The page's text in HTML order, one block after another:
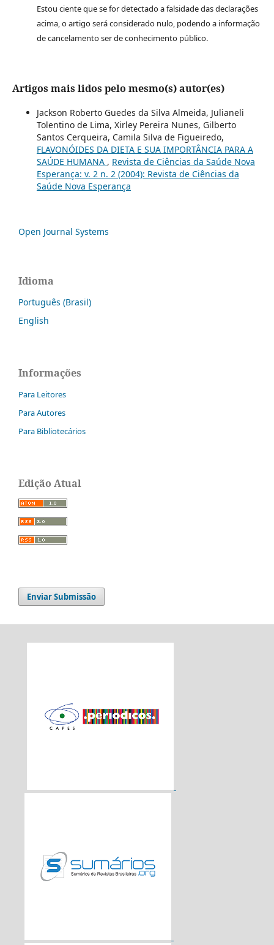
Estou ciente que se for detectado a falsidade das declarações
acima, o artigo será considerado nulo, podendo a informação
de cancelamento ser de conhecimento público.
Artigos mais lidos pelo mesmo(s) autor(es)
Jackson Roberto Guedes da Silva Almeida, Julianeli
Tolentino de Lima, Xirley Pereira Nunes, Gilberto
Santos Cerqueira, Camila Silva de Figueiredo,
FLAVONÓIDES DA DIETA E SUA IMPORTÂNCIA PARA A
SAÚDE HUMANA , Revista de Ciências da Saúde Nova
Esperança: v. 2 n. 2 (2004): Revista de Ciências da
Saúde Nova Esperança
Open Journal Systems
Idioma
Português (Brasil)
English
Informações
Para Leitores
Para Autores
Para Bibliotecários
Edição Atual
Enviar Submissão